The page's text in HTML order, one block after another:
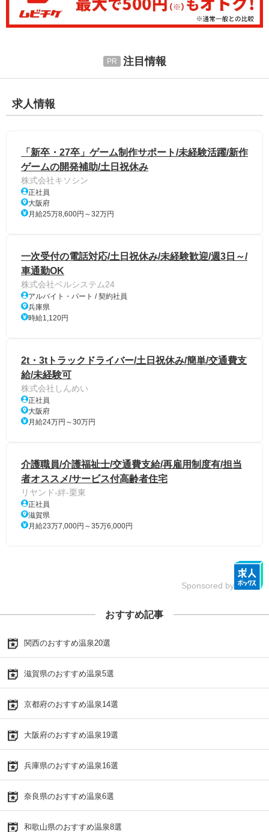
注目情報
求人情報
「新卒・27卒」ゲーム制作サポート/未経験活躍/新作
ゲームの開発補助/土日祝休み
株式会社キソシン
正社員
大阪府
月給25万8,600円～32万円
一次受付の電話対応/土日祝休み/未経験歓迎/週3日～/
車通勤OK
株式会社ベルシステム24
アルバイト・パート / 契約社員
兵庫県
時給1,120円
2t・3tトラックドライバー/土日祝休み/簡単/交通費支
給/未経験可
株式会社しんめい
正社員
大阪府
月給24万円～30万円
介護職員/介護福祉士/交通費支給/再雇用制度有/担当
者オススメ/サービス付高齢者住宅
リヤンド-絆-栗東
正社員
滋賀県
月給23万7,000円～35万6,000円
Sponsored by
おすすめ記事
関西のおすすめ温泉20選
滋賀県のおすすめ温泉5選
京都府のおすすめ温泉14選
大阪府のおすすめ温泉19選
兵庫県のおすすめ温泉16選
奈良県のおすすめ温泉6選
和歌山県のおすすめ温泉8選